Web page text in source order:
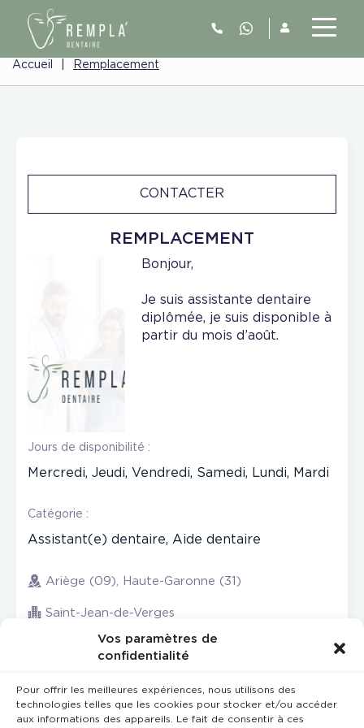
Vos paramètres de
confidentialité
Pour offrir les meilleures expériences, nous utilisons des
technologies telles que les cookies pour stocker et/ou accéder
aux informations des appareils. Le fait de consentir à ces
Accueil Remplacement
REMPLACEMENT
CONTACTER
Bonjour,
Je suis assistante dentaire
diplômée, je suis disponible à
partir du mois d’août.
Jours de disponibilité :
Mercredi, Jeudi, Vendredi, Samedi, Lundi, Mardi
Catégorie :
Assistant(e) dentaire, Aide dentaire
Ariège (09), Haute-Garonne (31)
Saint-Jean-de-Verges